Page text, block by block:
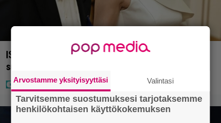
IS: Hjalliksen ja Jasminen häissä suomalainen
supertähti
Arvostamme yksityisyyttäsi Valintasi
Tarvitsemme suostumuksesi tarjotaksemme
henkilökohtaisen käyttökokemuksen